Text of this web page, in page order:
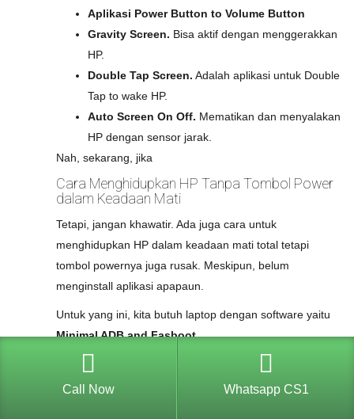
Aplikasi Power Button to Volume Button
Gravity Screen. Bisa aktif dengan menggerakkan
HP.
Double Tap Screen. Adalah aplikasi untuk Double
Tap to wake HP.
Auto Screen On Off. Mematikan dan menyalakan
HP dengan sensor jarak.
Nah, sekarang, jika
Cara Menghidupkan HP Tanpa Tombol Power
dalam Keadaan Mati
Tetapi, jangan khawatir. Ada juga cara untuk
menghidupkan HP dalam keadaan mati total tetapi
tombol powernya juga rusak. Meskipun, belum
menginstall aplikasi apapaun.
Untuk yang ini, kita butuh laptop dengan software yaitu
Minimal ADB and Fasboot.
USB Debugging
Developer Options. Nah, jika
Call Now Whatsapp CS1